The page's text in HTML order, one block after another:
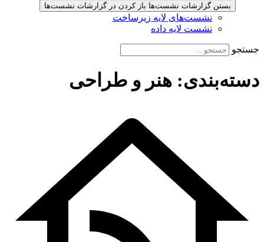
بستن گزارشات نشست‌ها باز کردن در گزارشات نشست‌ها
نشست‌‌های لایه زیرساخت
نشست لایه داده
جستجو
دسته‌بندی: هنر و طراحی